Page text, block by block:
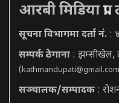
आरबी मिडिया प्रा.
सूचना विभागमा दर्ता नं. :
सम्पर्क ठेगाना : झम्सीखेल,
(kathmandupati@gmail.com
सञ्चालक/सम्पादक :